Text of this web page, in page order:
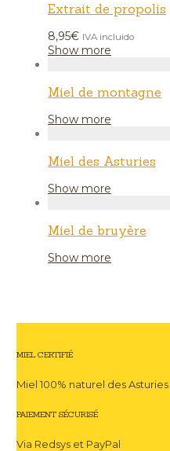
Extrait de propolis
8,95€ IVA incluido
Show more
Miel de montagne
Show more
Miel des Asturies
Show more
Miel de bruyère
Show more
MIEL CERTIFIÉ
Miel 100% naturel des Asturies
PAIEMENT SÉCURISÉ
Via Redsys et PayPal